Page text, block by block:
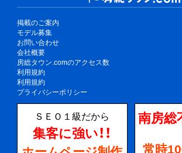
掲載のご案内
モデル募集
お問い合わせ
会社概要
房総タウン.comのアクセス数
利用規約
利用規約
プライバシーポリシー
ＳＥＯ１級だから
集客に強い！！
南房総
常時